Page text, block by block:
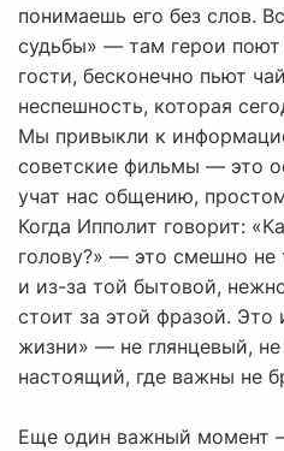
понимаешь его без слов.
судьбы» — там герои поют
гости, бесконечно пьют
неспешность, которая
Мы привыкли к
советские фильмы — это
учат нас общению,
Когда Ипполит говорит:
голову?» — это смешно не
и из-за той бытовой,
стоит за этой фразой. Это
жизни» — не глянцевый,
настоящий, где важны не
Еще один важный момент